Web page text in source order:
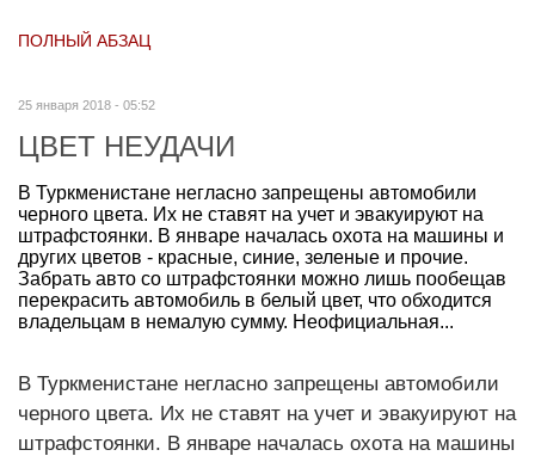
ПОЛНЫЙ АБЗАЦ
25 января 2018 - 05:52
ЦВЕТ НЕУДАЧИ
В Туркменистане негласно запрещены автомобили
черного цвета. Их не ставят на учет и эвакуируют на
штрафстоянки. В январе началась охота на машины и
других цветов - красные, синие, зеленые и прочие.
Забрать авто со штрафстоянки можно лишь пообещав
перекрасить автомобиль в белый цвет, что обходится
владельцам в немалую сумму. Неофициальная...
В Туркменистане негласно запрещены автомобили
черного цвета. Их не ставят на учет и эвакуируют на
штрафстоянки. В январе началась охота на машины